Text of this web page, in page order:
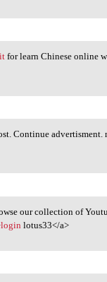
for learn Chinese online
Continue advertisment.
our collection of
lotus33</a>